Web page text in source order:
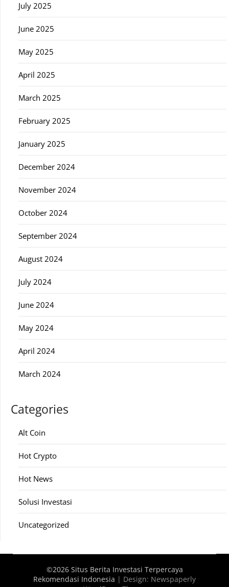
July 2025
June 2025
May 2025
April 2025
March 2025
February 2025
January 2025
December 2024
November 2024
October 2024
September 2024
August 2024
July 2024
June 2024
May 2024
April 2024
March 2024
Categories
Alt Coin
Hot Crypto
Hot News
Solusi Investasi
Uncategorized
©2026 Situs Berita Investasi Terpercaya
Rekomendasi Indonesia | Design: Newspaperly